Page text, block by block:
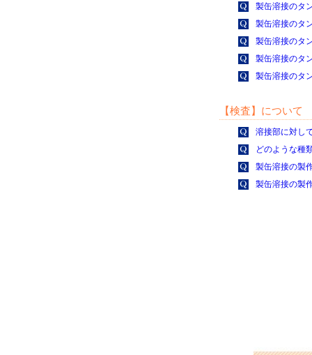
製缶溶接のタ
製缶溶接のタ
製缶溶接のタ
製缶溶接のタ
製缶溶接のタ
【検査】について
溶接部に対し
どのような種
製缶溶接の製
製缶溶接の製